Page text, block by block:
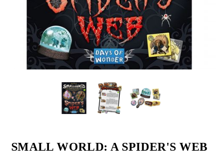
SMALL WORLD: A SPIDER'S WEB